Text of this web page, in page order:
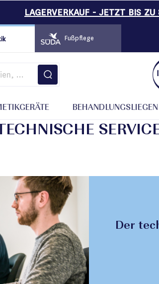
LAGERVERKAUF - JETZT BIS
Fußpflege
BEHANDLUNGSLIEGEN
Der technische Service von IONTO-COMED
Der